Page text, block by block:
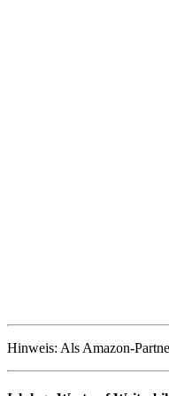
Hinweis: Als Amazon-